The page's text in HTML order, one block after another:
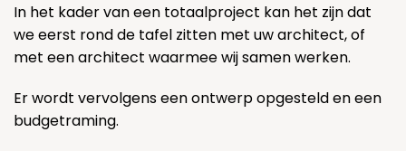
In het kader van een totaalproject kan het zijn dat
we eerst rond de tafel zitten met uw architect, of
met een architect waarmee wij samen werken.
Er wordt vervolgens een ontwerp opgesteld en een
budgetraming.